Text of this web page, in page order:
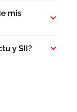
mis
y SII?